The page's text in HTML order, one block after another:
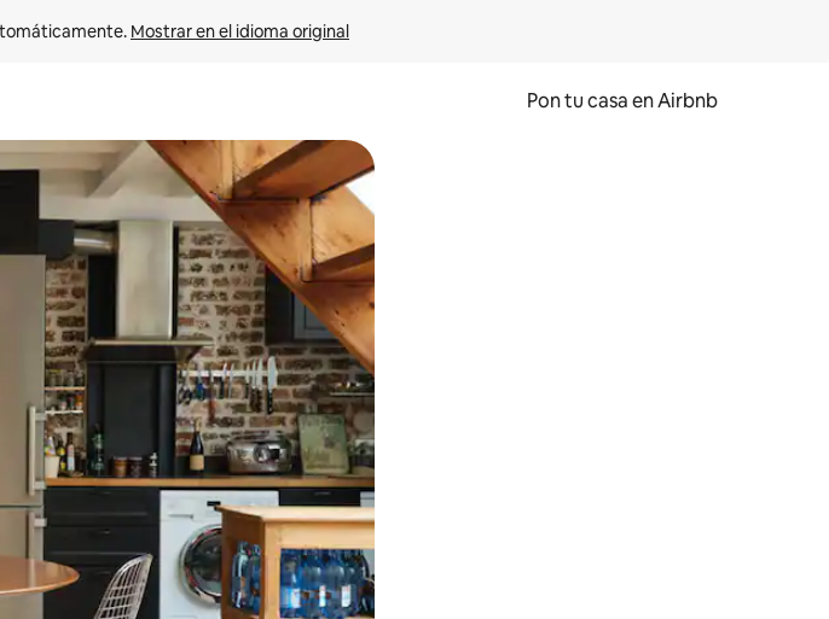
Mostrar en el idioma original
Pon tu casa en Airbnb
y hacia abajo o explora con el tacto o desliza el dedo.